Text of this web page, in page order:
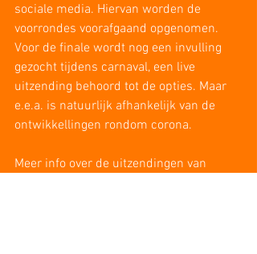
sociale media. Hiervan worden de
voorrondes voorafgaand opgenomen.
Voor de finale wordt nog een invulling
gezocht tijdens carnaval, een live
uitzending behoord tot de opties. Maar
e.e.a. is natuurlijk afhankelijk van de
ontwikkellingen rondom corona.
Meer info over de uitzendingen van